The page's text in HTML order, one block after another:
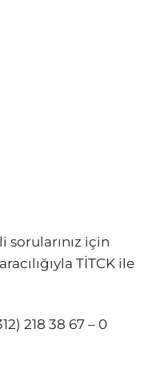
sorularınız için
TİTCK ile
218 38 67 – 0